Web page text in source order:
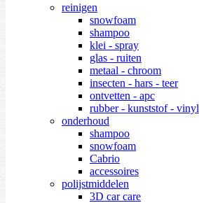
reinigen
snowfoam
shampoo
klei - spray
glas - ruiten
metaal - chroom
insecten - hars - teer
ontvetten - apc
rubber - kunststof - vinyl
onderhoud
shampoo
snowfoam
Cabrio
accessoires
polijstmiddelen
3D car care